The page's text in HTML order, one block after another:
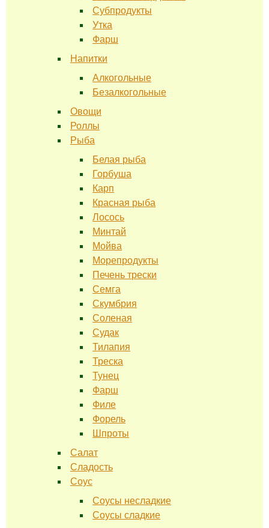
Субпродукты
Утка
Фарш
Напитки
Алкогольные
Безалкогольные
Овощи
Роллы
Рыба
Белая рыба
Горбуша
Карп
Красная рыба
Лосось
Минтай
Мойва
Морепродукты
Печень трески
Семга
Скумбрия
Соленая
Судак
Тилапия
Треска
Тунец
Фарш
Филе
Форель
Шпроты
Салат
Сладость
Соус
Соусы несладкие
Соусы сладкие